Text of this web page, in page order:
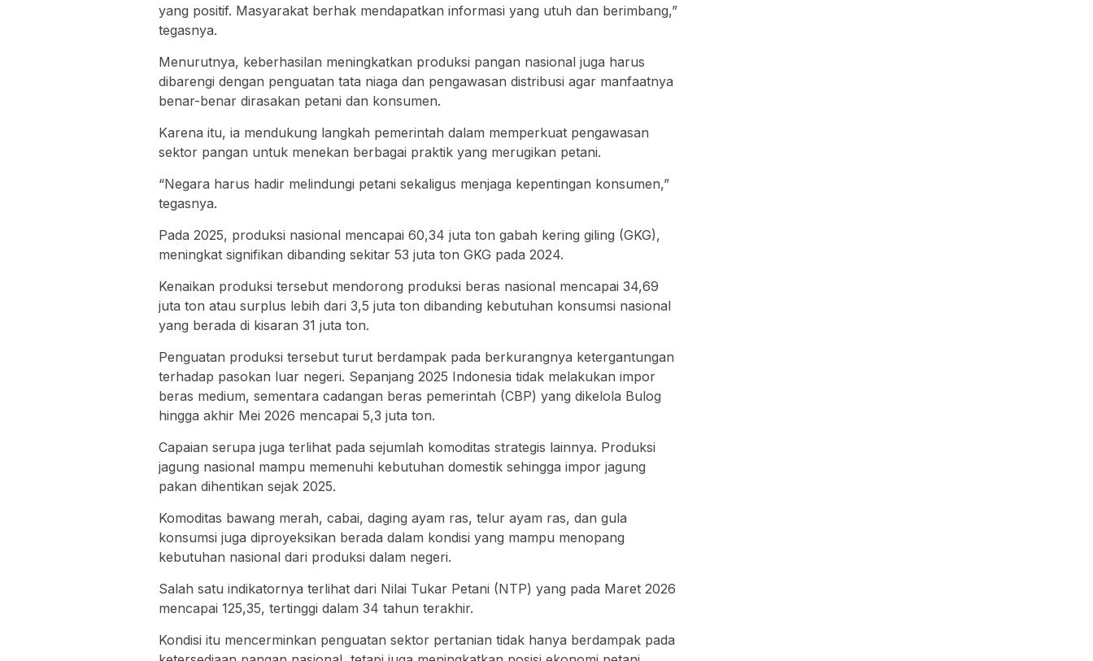
yang positif. Masyarakat berhak mendapatkan informasi yang utuh dan berimbang,”
tegasnya.
Menurutnya, keberhasilan meningkatkan produksi pangan nasional juga harus
dibarengi dengan penguatan tata niaga dan pengawasan distribusi agar manfaatnya
benar-benar dirasakan petani dan konsumen.
Karena itu, ia mendukung langkah pemerintah dalam memperkuat pengawasan
sektor pangan untuk menekan berbagai praktik yang merugikan petani.
“Negara harus hadir melindungi petani sekaligus menjaga kepentingan konsumen,”
tegasnya.
Pada 2025, produksi nasional mencapai 60,34 juta ton gabah kering giling (GKG),
meningkat signifikan dibanding sekitar 53 juta ton GKG pada 2024.
Kenaikan produksi tersebut mendorong produksi beras nasional mencapai 34,69
juta ton atau surplus lebih dari 3,5 juta ton dibanding kebutuhan konsumsi nasional
yang berada di kisaran 31 juta ton.
Penguatan produksi tersebut turut berdampak pada berkurangnya ketergantungan
terhadap pasokan luar negeri. Sepanjang 2025 Indonesia tidak melakukan impor
beras medium, sementara cadangan beras pemerintah (CBP) yang dikelola Bulog
hingga akhir Mei 2026 mencapai 5,3 juta ton.
Capaian serupa juga terlihat pada sejumlah komoditas strategis lainnya. Produksi
jagung nasional mampu memenuhi kebutuhan domestik sehingga impor jagung
pakan dihentikan sejak 2025.
Komoditas bawang merah, cabai, daging ayam ras, telur ayam ras, dan gula
konsumsi juga diproyeksikan berada dalam kondisi yang mampu menopang
kebutuhan nasional dari produksi dalam negeri.
Salah satu indikatornya terlihat dari Nilai Tukar Petani (NTP) yang pada Maret 2026
mencapai 125,35, tertinggi dalam 34 tahun terakhir.
Kondisi itu mencerminkan penguatan sektor pertanian tidak hanya berdampak pada